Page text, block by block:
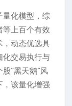
量化模型，综
等上百个有效
，动态优选具
化交易执行与
“黑天鹅”风
，该量化增强